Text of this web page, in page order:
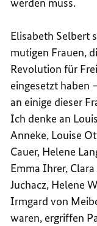
Elisabeth Selbert
mutigen Frauen,
Revolution für
eingesetzt haben
an einige dieser
Ich denke an
Anneke, Louise
Cauer, Helene
Emma Ihrer,
Juchacz, Helene
Irmgard von
waren, ergriffen